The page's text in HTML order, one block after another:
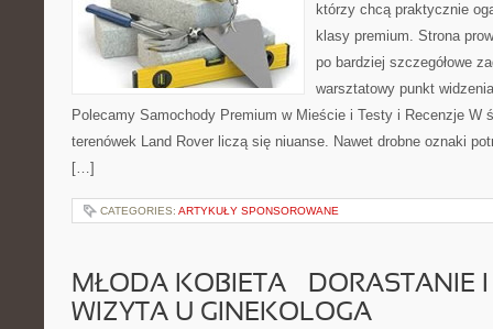
którzy chcą praktycznie
klasy premium. Strona
po bardziej szczegółowe
warsztatowy punkt
Polecamy Samochody Premium w Mieście i Testy i Recenzje W
terenówek Land Rover liczą się niuanse. Nawet drobne oznaki
[…]
CATEGORIES: ARTYKUŁY SPONSOROWANE
MŁODA KOBIETA – DORASTANIE
WIZYTA U GINEKOLOGA